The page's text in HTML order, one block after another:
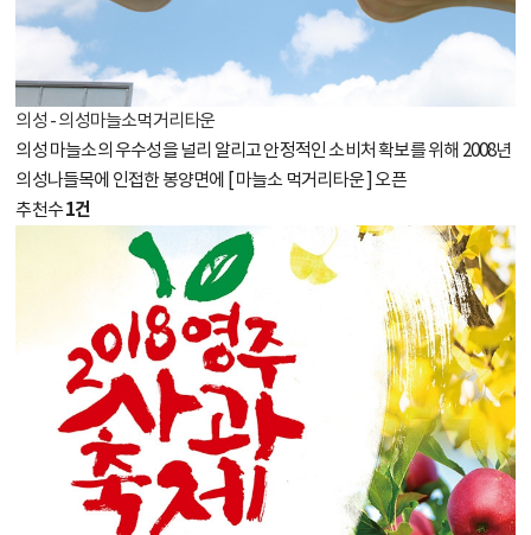
의성 - 의성마늘소먹거리타운
의성 마늘소의 우수성을 널리 알리고 안정적인 소비처 확보를 위해 2008년
의성나들목에 인접한 봉양면에 [ 마늘소 먹거리타운 ] 오픈
추천수1건